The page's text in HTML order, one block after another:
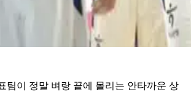
팀이 정말 벼랑 끝에 몰리는 안타까운 상